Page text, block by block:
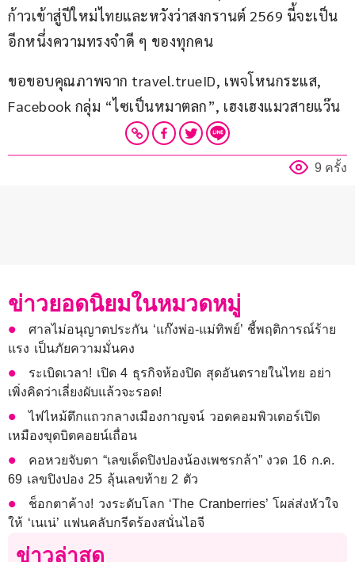
ก้าวเข้าสู่ปีใหม่ไทยและหวังว่าสงกรานต์ 2569 นี้จะเป็น
อีกหนึ่งความทรงจำดี ๆ ของทุกคน
ขอขอบคุณภาพจาก travel.trueID, เพจโหนกระแส,
Facebook กลุ่ม “ไซเป็นหมาตลก”, เฮงเฮงแมวสายแว๊น
9 ครั้ง
ข่าวยอดนิยมในหมวดหมู่
ศาลไม่อนุญาตประกัน ‘แก๊งพ่อ-แม่ทิพย์’ ชี้พฤติการณ์ร้าย
แรง เป็นภัยความมั่นคง
ระเบิดเวลา! เปิด 4 ธุรกิจห้องปิด สุดอันตรายในไทย อย่า
เพิ่งคิดว่าเลี่ยงผับแล้วจะรอด!
ไฟไหม้ตึกแถวกลางเมืองกาญจน์ วอดคอมพิวเตอร์เปิด
เหมืองขุดบิตคอยน์เถื่อน
คอหวยจับตา “เลขเด็ดปิงปองน้องเพชรกล้า” งวด 16 ก.ค.
69 เลขปิงปอง 25 ลุ้นเลขท้าย 2 ตัว
ช็อกตาค้าง! วงระดับโลก ‘The Cranberries’ โผล่ส่งหัวใจ
ให้ ‘เนเน่’ แฟนคลับกรีดร้องสนั่นไอจี
ข่าวล่าสุด